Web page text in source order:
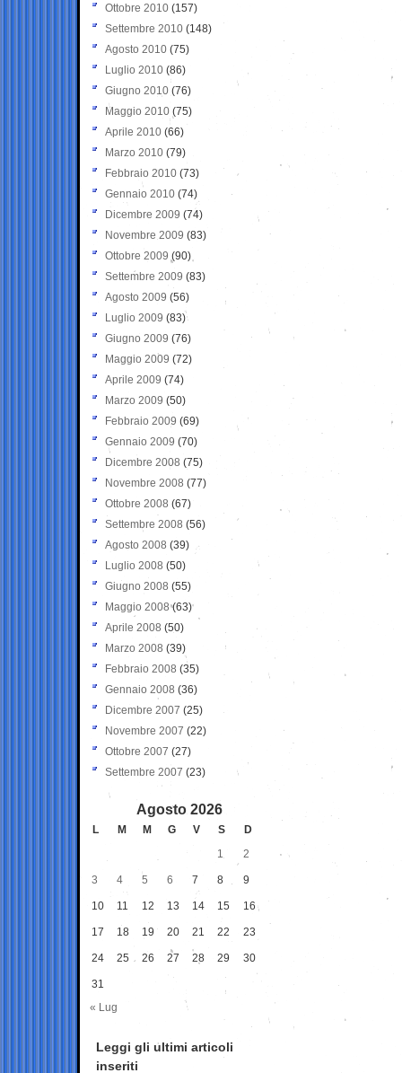
Ottobre 2010 (157)
Settembre 2010 (148)
Agosto 2010 (75)
Luglio 2010 (86)
Giugno 2010 (76)
Maggio 2010 (75)
Aprile 2010 (66)
Marzo 2010 (79)
Febbraio 2010 (73)
Gennaio 2010 (74)
Dicembre 2009 (74)
Novembre 2009 (83)
Ottobre 2009 (90)
Settembre 2009 (83)
Agosto 2009 (56)
Luglio 2009 (83)
Giugno 2009 (76)
Maggio 2009 (72)
Aprile 2009 (74)
Marzo 2009 (50)
Febbraio 2009 (69)
Gennaio 2009 (70)
Dicembre 2008 (75)
Novembre 2008 (77)
Ottobre 2008 (67)
Settembre 2008 (56)
Agosto 2008 (39)
Luglio 2008 (50)
Giugno 2008 (55)
Maggio 2008(63)
Aprile 2008 (50)
Marzo 2008 (39)
Febbraio 2008 (35)
Gennaio 2008 (36)
Dicembre 2007 (25)
Novembre 2007 (22)
Ottobre 2007 (27)
Settembre 2007 (23)
Agosto 2026
L M M G V S
D
1
2
3 4 5 6 7 8 9
10 11 12 13 14 15 16
17 18 19 20 21 22 23
24 25 26 27 28 29 30
31
« Lug
Leggi gli ultimi articoli
inseriti